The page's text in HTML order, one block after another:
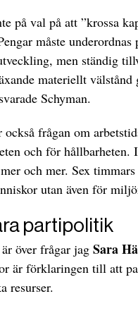
på val på att ”krossa
måste
men ständig
materiellt
Schyman.
frågan om
och för hållbarheten.
och mer. Sex
utan även för
partipolitik
över frågar jag Sara
är förklaringen till att
resurser.